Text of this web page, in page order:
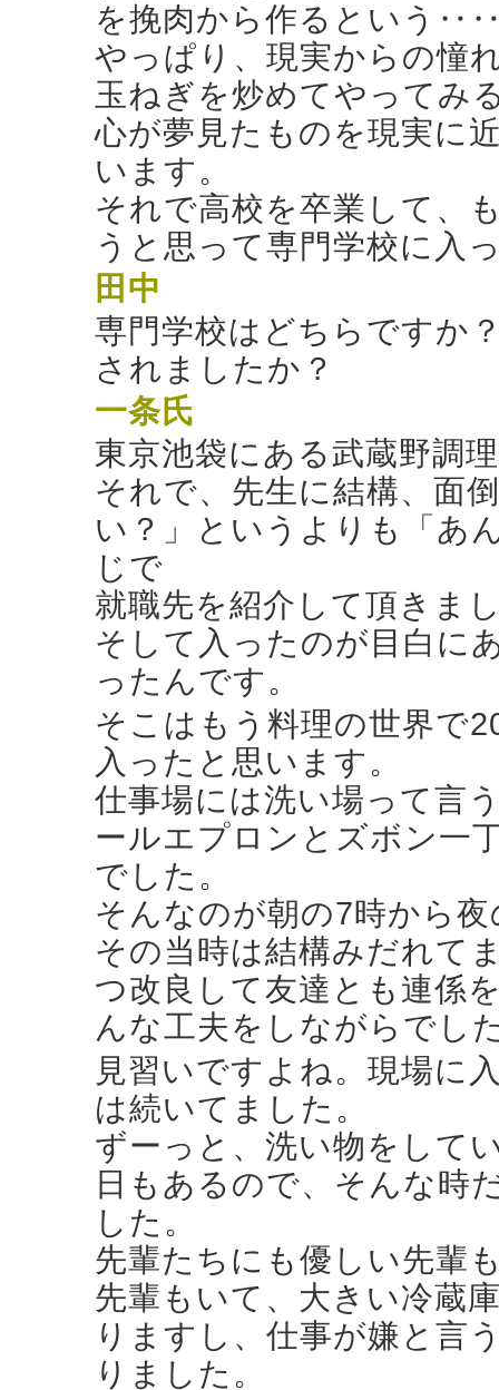
を挽肉から作るという
やっぱり、現実からの憧
玉ねぎを炒めてやってみ
心が夢見たものを現実に
います。
それで高校を卒業して、
うと思って専門学校に入
田中
専門学校はどちらですか
されましたか？
一条氏
東京池袋にある武蔵野調
それで、先生に結構、面
い？」というよりも「あ
じで
就職先を紹介して頂きま
そして入ったのが目白に
ったんです。
そこはもう料理の世界で
入ったと思います。
仕事場には洗い場って言
ールエプロンとズボン一
でした。
そんなのが朝の7時から
その当時は結構みだれて
つ改良して友達とも連係
んな工夫をしながらでし
見習いですよね。現場に
は続いてました。
ずーっと、洗い物をして
日もあるので、そんな時
した。
先輩たちにも優しい先輩
先輩もいて、大きい冷蔵
りますし、仕事が嫌と言
りました。